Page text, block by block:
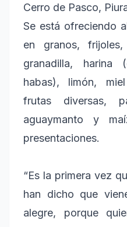
Cerro de Pasco,
Se está ofreciendo
en granos,
granadilla,
habas), limón,
frutas diversas,
aguaymanto y
presentaciones.
“Es la primera vez
han dicho que
alegre, porque